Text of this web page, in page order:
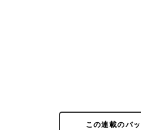
この連載のバ